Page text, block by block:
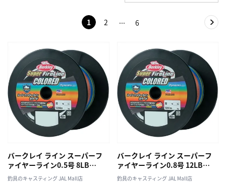
1 2 6
バークレイ ライン スーパーフ
ァイヤーライン0.5号 8LB
1200M カラード
釣具のキャスティング JAL Mall店
バークレイ ライン スーパーフ
ァイヤーライン0.8号 12LB
1200M カラード
釣具のキャスティング JAL Mall店